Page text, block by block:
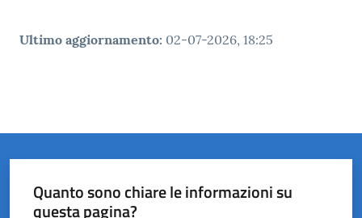
Ultimo aggiornamento: 02-07-2026, 18:25
Quanto sono chiare le informazioni su
questa pagina?